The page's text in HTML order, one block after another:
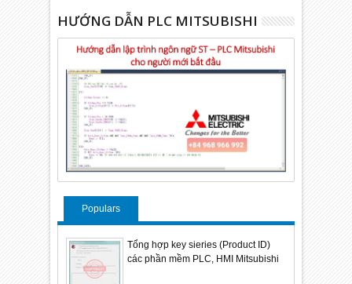
HƯỚNG DẪN PLC MITSUBISHI
Populars
Tổng hợp key sieries (Product ID)
các phần mềm PLC, HMI Mitsubishi